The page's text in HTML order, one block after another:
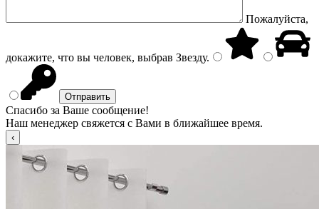
Пожалуйста,
докажите, что вы человек, выбрав Звезду.
Спасибо за Ваше сообщение!
Наш менеджер свяжется с Вами в ближайшее время.